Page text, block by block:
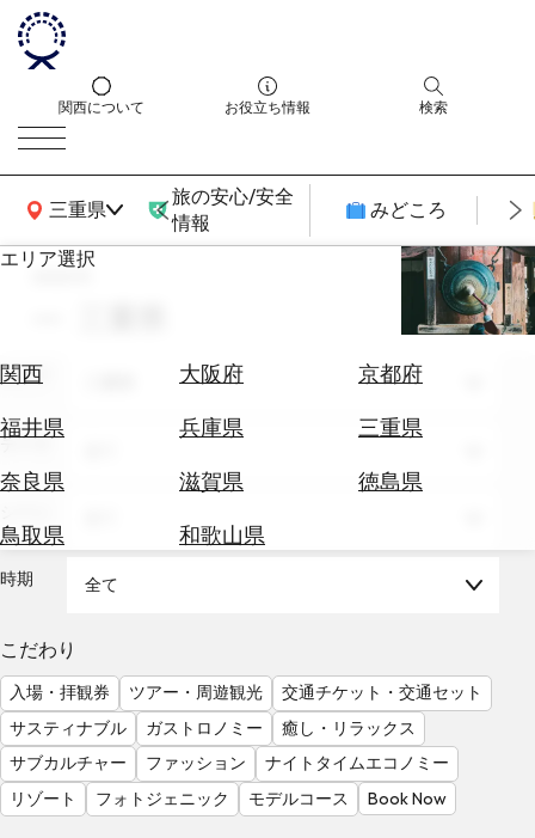
関西について お役立ち情報 検索
三重県
関西広域MAP
旅の安心/安全
情報
みどころ
エリア選択
関西 大阪府
京都府
福井県
兵庫県
三重県
奈良県
滋賀県
徳島県
鳥取県
和歌山県
エ
券
テ
を
調
べ
る
天
気
を
見
る
search
エリア
テーマ
時期 全て
こだわり
入場・拝観券 ツアー・周遊観光
交通チケット・交通セット
サスティナブル
ガストロノミー
癒し・リラックス
サブカルチャー
ファッション
ナイトタイムエコノミー
リゾート
フォトジェニック モデルコース Book Now